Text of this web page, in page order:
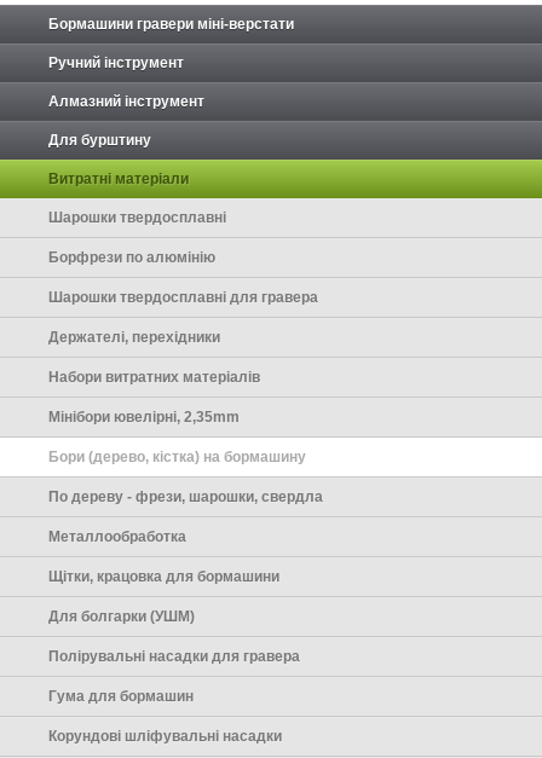
Бормашини гравери міні-верстати
Ручний інструмент
Алмазний інструмент
Для бурштину
Витратні матеріали
Шарошки твердосплавні
Борфрези по алюмінію
Шарошки твердосплавні для гравера
Держателі, перехідники
Набори витратних матеріалів
Мінібори ювелірні, 2,35mm
Бори (дерево, кістка) на бормашину
По дереву - фрези, шарошки, свердла
Металлообработка
Щітки, крацовка для бормашини
Для болгарки (УШМ)
Полірувальні насадки для гравера
Гума для бормашин
Корундові шліфувальні насадки